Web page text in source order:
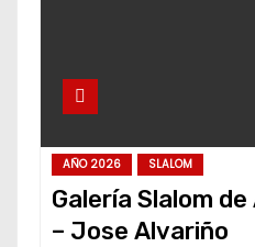
AÑO 2026 SLALOM
Galería Slalom
– Jose Alvariño